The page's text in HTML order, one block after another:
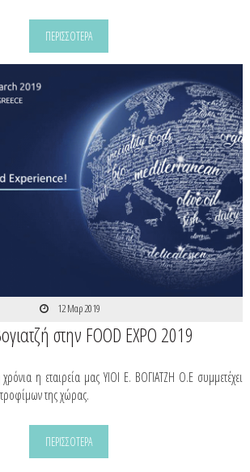
ΠΕΡΙΣΣΟΤΕΡΑ
12 Μαρ 2019
στην FOOD EXPO 2019
η εταιρεία μας ΥΙΟΙ Ε. ΒΟΓΙΑΤΖΗ Ο.Ε συμμετέχει
της χώρας.
ΠΕΡΙΣΣΟΤΕΡΑ